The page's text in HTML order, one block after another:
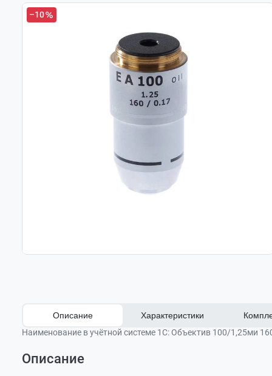
–10
Описание Характеристики
Наименование в учётной системе 1С:Объектив 100/1,25ми
Описание
Увеличение
Объектив 100/1,25ми 160/0,17 (М 2)
Оставить отзыв
Задать вопрос